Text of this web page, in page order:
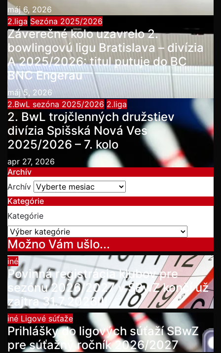
máj 6, 2026
2.liga Sezóna 2025/2026
Záverečné kolo uzavrelo 2.
bowlingovú ligu Bratislava – divízia
A 2025/2026: titul putuje do BC
BNC Engerau
máj 5, 2026
2.BwL sezóna 2025/2026 2.liga
2. BwL trojčlenných družstiev
divízia Spišská Nová Ves
2025/2026 – 7. kolo
apr 27, 2026
Archív
Archív
Kategórie
Kategórie
Možno Vám ušlo...
iné
Povinná registrácia klubov pre
sezónu 2026/2027 v SBwZ končí už
zajtra 31.7.2026!!!
iné Ligové súťaže
Prihlášky do ligových súťaží SBwZ
pre súťažný ročník 2026/2027